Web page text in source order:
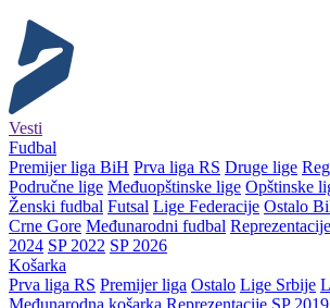
Vesti
Fudbal
Premijer liga BiH Prva liga RS Druge lige
Područne lige Međuopštinske lige Opštinske
Ženski fudbal Futsal Lige Federacije Ostalo
Crne Gore Međunarodni fudbal Reprezentacije
2024 SP 2022 SP 2026
Košarka
Prva liga RS Premijer liga Ostalo Lige Srbije
Međunarodna košarka Reprezentacije SP